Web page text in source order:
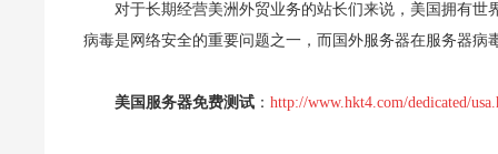
对于长期经营美洲外贸业务的站长们来说，美国拥有
病毒是网络安全的重要问题之一，而国外服务器在服务器病
美国服务器免费测试 ： http://www.hkt4.com/dedicated/